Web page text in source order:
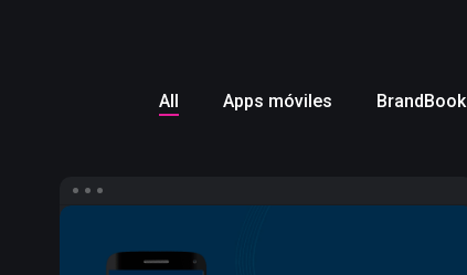
All Apps móviles BrandBook
Campaña